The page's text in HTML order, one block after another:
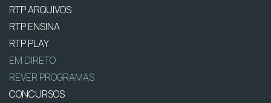
RTP ARQUIVOS
RTP ENSINA
RTP PLAY
EM DIRETO
REVER PROGRAMAS
CONCURSOS